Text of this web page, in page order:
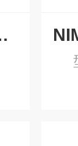
量分析仪